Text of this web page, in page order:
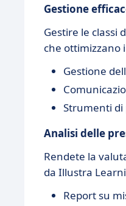
Gestione
Gestire le classi
che ottimizzano
Gestione
Strumenti di
Analisi delle
Rendete la
da Illustra
Report su